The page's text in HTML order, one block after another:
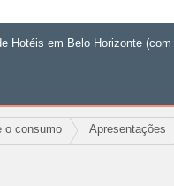
Hotéis em Belo Horizonte
o consumo Apresentações